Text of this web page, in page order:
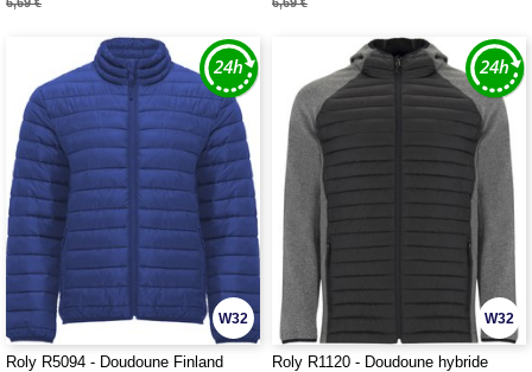
W32
Roly R5094 - Doudoune Finland
W32
Roly R1120 - Doudoune hybride